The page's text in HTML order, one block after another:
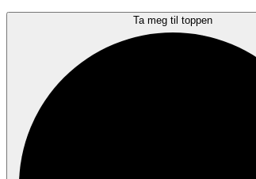
Ta meg til toppen